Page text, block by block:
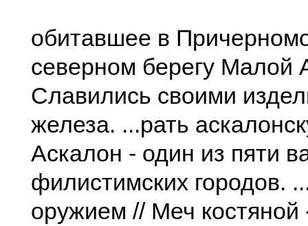
обитавшее в
северном берегу Малой
Славились своими
железа. ...рать
Аскалон - один из пяти
филистимских городов.
оружием // Меч костяной